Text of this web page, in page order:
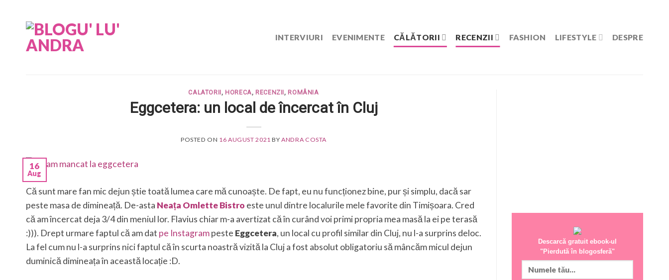
INTERVIURI EVENIMENTE CĂLĂTORII RECENZII FASHION LIFESTYLE DESPRE
CALATORII , HORECA, RECENZII, ROMÂNIA
Eggcetera: un local de încercat în Cluj
POSTED ON 16 AUGUST 2021 BYANDRA COSTA
16
Aug
Că sunt mare fan mic dejun știe toată lumea care mă cunoaște. De fapt, eu nu funcționez bine, pur și simplu, dacă sar
peste masa de dimineață. De-asta Neața Omlette Bistro este unul dintre localurile mele favorite din Timișoara. Cred
că am încercat deja 3/4 din meniul lor. Flavius chiar m-a avertizat că în curând voi primi propria mea masă la ei pe terasă
:))). Drept urmare faptul că am dat pe Instagrampeste Eggcetera, un local cu profil similar din Cluj, nu l-a surprins deloc.
La fel cum nu l-a surprins nici faptul că în scurta noastră vizită la Cluj a fost absolut obligatoriu să mâncăm micul dejun
duminică dimineața în această locație :D.
Descarcă gratuit ebook-ul
"Pierdută în blogosferă"